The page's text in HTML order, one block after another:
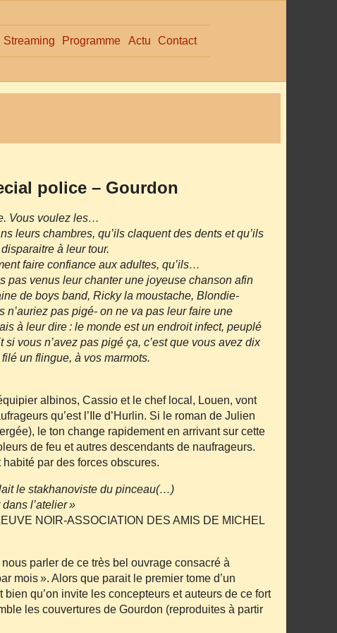
Streaming Programme Actu Contact
police – Gourdon
Vous voulez les…
leurs chambres, qu’ils claquent des dents et qu’ils
à leur tour.
faire confiance aux adultes, qu’ils…
venus leur chanter une joyeuse chanson afin
de boys band, Ricky la moustache, Blondie‐
n’auriez pas pigé- on ne va pas leur faire une
à leur dire : le monde est un endroit infect, peuplé
vous n’avez pas pigé ça, c’est que vous avez dix
un flingue, à vos marmots.
albinos, Cassio et le chef local, Louen, vont
qu’est l’Ile d’Hurlin. Si le roman de Julien
le ton change rapidement en arrivant sur cette
de feu et autres descendants de naufrageurs.
par des forces obscures.
le stakhanoviste du pinceau(…)
l’atelier »
NOIR‐ASSOCIATION DES AMIS DE MICHEL
parler de ce très bel ouvrage consacré à
mois ». Alors que parait le premier tome d’un
qu’on invite les concepteurs et auteurs de ce fort
les couvertures de Gourdon (reproduites à partir